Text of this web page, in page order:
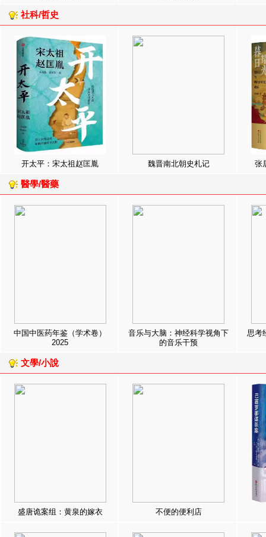
社科/哲史
开太平：宋太祖赵匡胤 魏晋南北朝史札记 张
醫學/醫藥
中国中医药年鉴（学术卷）
2025
音乐与大脑：神经科学视角下
的音乐干预
思考
文學/小說
盛唐诡案组：黄泉的嫁衣 不便的便利店